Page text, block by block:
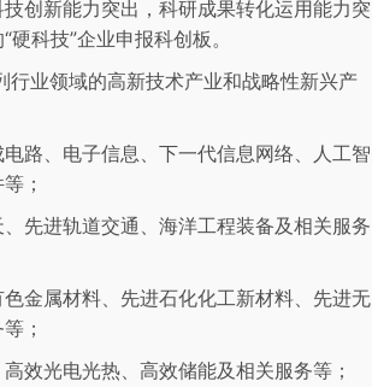
创新能力突出，科研成果转化运用能力突
科技”企业申报科创板。
业领域的高新技术产业和战略性新兴产
路、电子信息、下一代信息网络、人工智
；
先进轨道交通、海洋工程装备及相关服务
金属材料、先进石化化工新材料、先进无
；
效光电光热、高效储能及相关服务等；